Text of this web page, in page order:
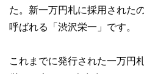
た。新一万円札に採用された
呼ばれる「渋沢栄一」です。
これまでに発行された一万円